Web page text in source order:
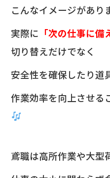
こんなイメージがあり
実際に 「次の仕事に備
切り替えだけでなく
安全性を確保したり
作業効率を向上させる
鳶職は高所作業や大